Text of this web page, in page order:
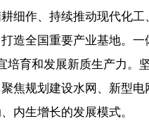
细作、持续推动现代化
造全国重要产业基地。
培育和发展新质生产力
焦规划建设水网、新型
内生增长的发展模式。